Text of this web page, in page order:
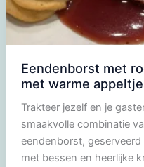
Eendenborst met
met warme
Trakteer jezelf en je
smaakvolle combinatie
eendenborst,
met bessen en heerlijke